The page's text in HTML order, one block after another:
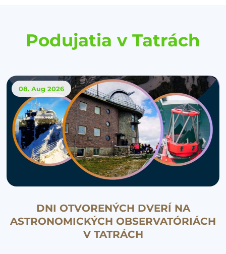
Podujatia v Tatrách
08. Aug 2026
DNI OTVORENÝCH DVERÍ NA
ASTRONOMICKÝCH OBSERVATÓRIÁCH
V TATRÁCH